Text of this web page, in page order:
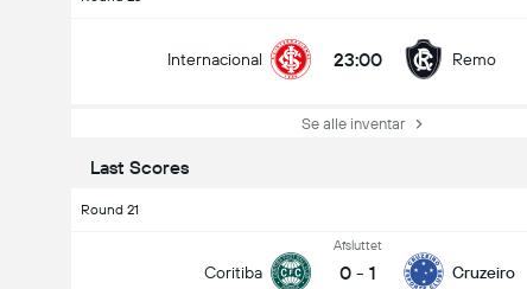
Internacional 23:00 Remo
Se alle inventar
Last Scores
Round 21
Coritiba
Afsluttet
0 - 1 Cruzeiro